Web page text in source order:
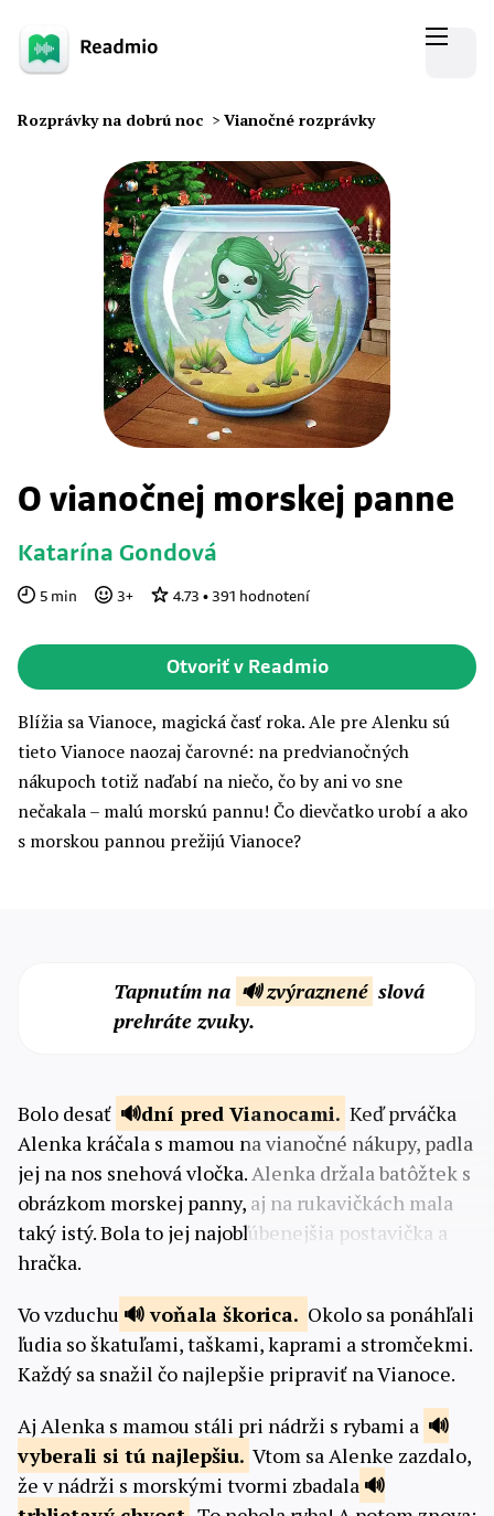
Rozprávky na dobrú noc > Vianočné rozprávky
O vianočnej morskej panne
Katarína Gondová
5 min 3+ 4.73 • 391 hodnotení
Otvoriť v Readmio
Blížia sa Vianoce, magická časť roka. Ale pre Alenku sú
tieto Vianoce naozaj čarovné: na predvianočných
nákupoch totiž naďabí na niečo, čo by ani vo sne
nečakala – malú morskú pannu! Čo dievčatko urobí a ako
s morskou pannou prežijú Vianoce?
Tapnutím na 🔊 zvýraznené slová
prehráte zvuky.
Bolo desať dní pred Vianocami. Keď prváčka
Alenka kráčala s mamou na vianočné nákupy, padla
jej na nos snehová vločka. Alenka držala batôžtek s
obrázkom morskej panny, aj na rukavičkách mala
taký istý. Bola to jej najobľúbenejšia postavička a
hračka.
Vo vzduchu
voňala škorica. Okolo sa ponáhľali
ľudia so škatuľami, taškami, kaprami a stromčekmi.
Každý sa snažil čo najlepšie pripraviť na Vianoce.
Aj Alenka s mamou stáli pri nádrži s rybami a
vyberali si tú najlepšiu. Vtom sa Alenke zazdalo,
že v nádrži s morskými tvormi zbadala